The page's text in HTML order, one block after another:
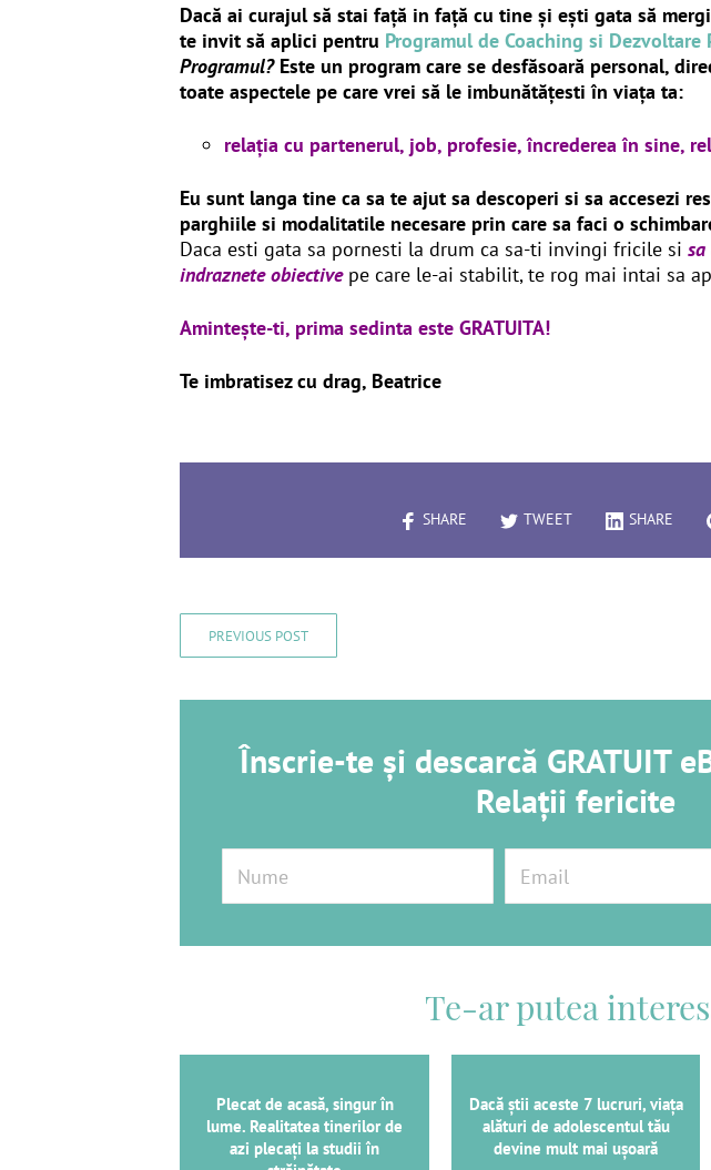
Dacă ai curajul să stai față in față cu tine și ești gata să
te invit să aplici pentru Programul de Coaching si Dezvoltare
Programul? Este un program care se desfăsoară personal,
toate aspectele pe care vrei să le imbunătățesti în viața ta:
relația cu partenerul, job, profesie,încrederea în sine,
Eu sunt langa tine ca sa te ajut sa descoperi si sa accesezi
parghiile si modalitatile necesare prin care sa faci o
Daca esti gata sa pornesti la drum ca sa-ti invingi fricile si
indraznete obiective pe care le-ai stabilit, te rog mai intai sa
Amintește-ti, prima sedinta este GRATUITA!
Te imbratisez cu drag, Beatrice
SHARE TWEET SHARE
PREVIOUS POST
Înscrie-te și descarcă GRATUIT
Relații fericite
Te-ar putea
Plecat de acasă, singur în
lume. Realitatea tinerilor de
azi plecați la studii în
Dacă știi aceste 7 lucruri, viața
alături de adolescentul tău
devine mult mai ușoară